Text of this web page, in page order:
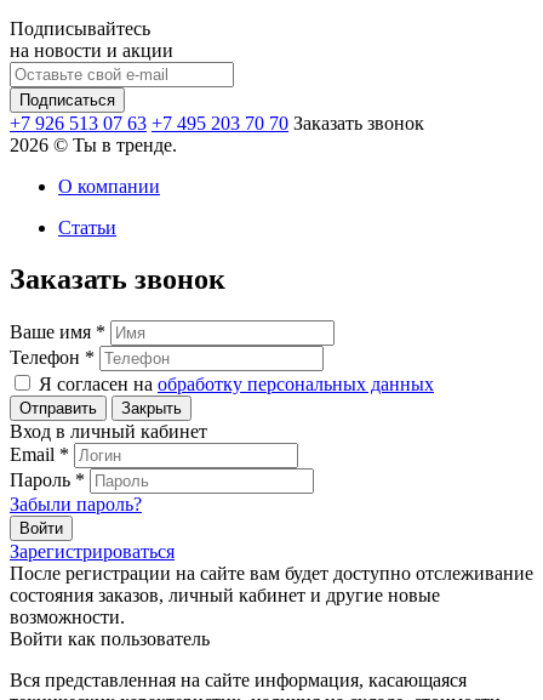
Подписывайтесь
на новости и акции
+7 926 513 07 63 +7 495 203 70 70 Заказать звонок
2026 © Ты в тренде.
О компании
Статьи
Заказать звонок
Ваше имя *
Телефон *
Я согласен на обработку персональных данных
Закрыть
Вход в личный кабинет
Email *
Пароль *
Забыли пароль?
Зарегистрироваться
После регистрации на сайте вам будет доступно отслеживание
состояния заказов, личный кабинет и другие новые
возможности.
Войти как пользователь
Вся представленная на сайте информация, касающаяся